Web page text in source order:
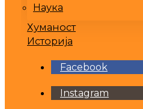
Наука
Хуманост
Историја
Facebook
Instagram